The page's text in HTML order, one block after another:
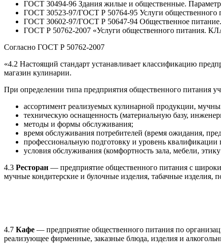
ГОСТ 30494-96 Здания жилые и общественные.
ГОСТ 30523-97/ГОСТ Р 50764-95 Услуги общественного
ГОСТ 30602-97/ГОСТ Р 50647-94 Общественное
ГОСТ Р 50762-2007 «Услуги общественного
Согласно ГОСТ Р 50762-2007
«4.2 Настоящий стандарт устанавливает классификацию
магазин кулинарии.
При определении типа предприятия общественного питания
ассортимент реализуемых кулинарной продукции,
техническую оснащенность (материальную базу,
методы и формы обслуживания;
время обслуживания потребителей (время ожидания,
профессиональную подготовку и уровень квалификации
условия обслуживания (комфортность зала, мебели,
4.3 Ресторан — предприятие общественного питания с
мучные кондитерские и булочные изделия, табачные
4.7 Кафе — предприятие общественного питания по
реализующее фирменные, заказные блюда, изделия и